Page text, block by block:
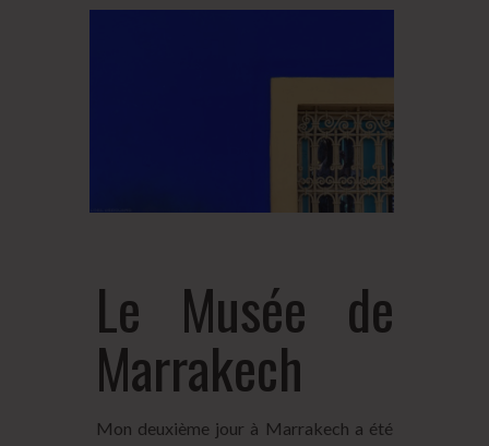
Le Musée de
Marrakech
Mon deuxième jour à Marrakech a été